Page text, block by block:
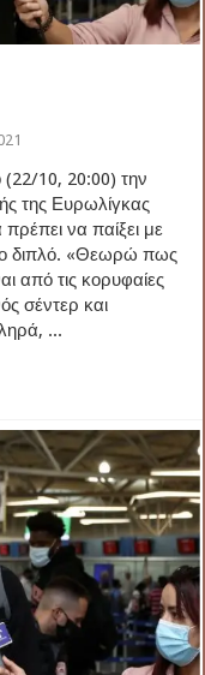
(22/10, 20:00) την
της Ευρωλίγκας
να παίξει με
διπλό. «Θεωρώ πως
από τις κορυφαίες
σέντερ και
...